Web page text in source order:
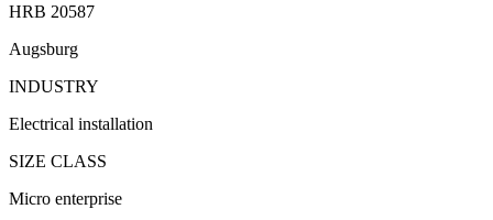
HRB 20587
Augsburg
INDUSTRY
Electrical installation
SIZE CLASS
Micro enterprise